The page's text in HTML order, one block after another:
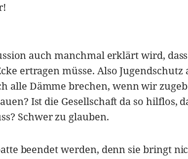
auch manchmal erklärt wird,
ertragen müsse. Also Jugendschutz
alle Dämme brechen, wenn wir
Ist die Gesellschaft da so hilflos,
Schwer zu glauben.
beendet werden, denn sie bringt